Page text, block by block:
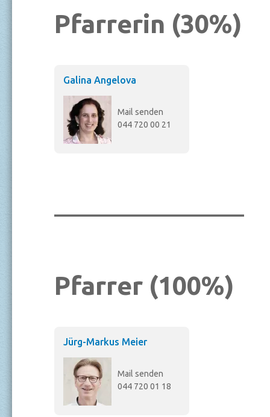
Pfarrerin (30%)
Galina Angelova
Mail senden
044 720 00 21
Pfarrer (100%)
Jürg-Markus Meier
Mail senden
044 720 01 18